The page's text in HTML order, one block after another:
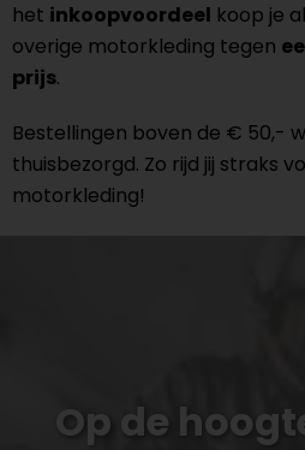
het inkoopvoordeel koop je
overige motorkleding tegen
prijs.
Bestellingen boven de € 50,-
thuisbezorgd. Zo rijd jij straks
motorkleding!
Op de